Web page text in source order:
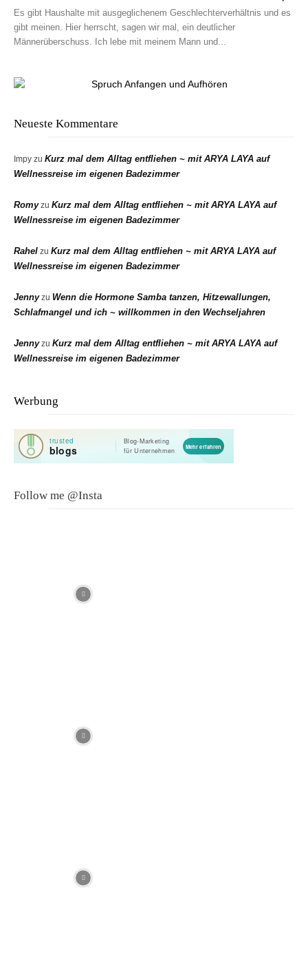
Es gibt Haushalte mit ausgeglichenem Geschlechterverhältnis und es
gibt meinen. Hier herrscht, sagen wir mal, ein deutlicher
Männerüberschuss. Ich lebe mit meinem Mann und...
Neueste Kommentare
Impy zu Kurz mal dem Alltag entfliehen ~ mit ARYA LAYA auf
Wellnessreise im eigenen Badezimmer
Romyzu Kurz mal dem Alltag entfliehen ~ mit ARYA LAYA auf
Wellnessreise im eigenen Badezimmer
Rahel zu Kurz mal dem Alltag entfliehen ~ mit ARYA LAYA auf
Wellnessreise im eigenen Badezimmer
Jennyzu Wenn die Hormone Samba tanzen, Hitzewallungen,
Schlafmangel und ich ~ willkommen in den Wechseljahren
Jennyzu Kurz mal dem Alltag entfliehen ~ mit ARYA LAYA auf
Wellnessreise im eigenen Badezimmer
Werbung
Follow me @Insta